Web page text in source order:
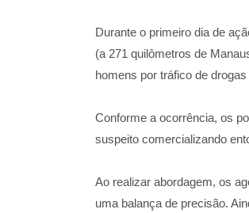
Durante o primeiro dia de
(a 271 quilômetros de
homens por tráfico de
Conforme a ocorrência, os
suspeito comercializando
Ao realizar abordagem, os
uma balança de precisão.